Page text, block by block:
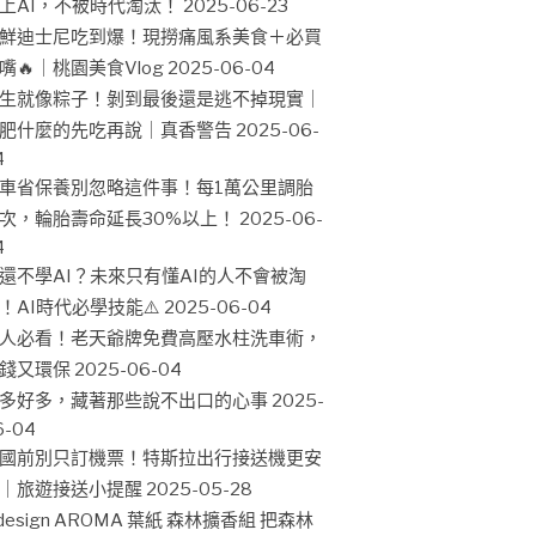
AI，不被時代淘汰！ 2025-06-23
迪士尼吃到爆！現撈痛風系美食＋必買
🔥｜桃園美食Vlog 2025-06-04
就像粽子！剝到最後還是逃不掉現實｜
什麼的先吃再說｜真香警告 2025-06-
省保養別忽略這件事！每1萬公里調胎
，輪胎壽命延長30%以上！ 2025-06-
不學AI？未來只有懂AI的人不會被淘
AI時代必學技能⚠️ 2025-06-04
必看！老天爺牌免費高壓水柱洗車術，
又環保 2025-06-04
好多，藏著那些說不出口的心事 2025-
04
前別只訂機票！特斯拉出行接送機更安
旅遊接送小提醒 2025-05-28
AROMA 葉紙 森林擴香組 把森林